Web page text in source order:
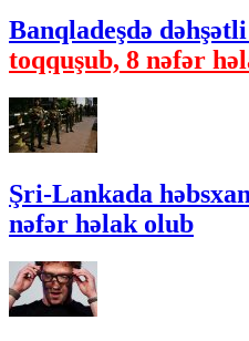
Banqladeşdə
toqquşub, 8 nəfər
Şri-Lankada
nəfər həlak olub